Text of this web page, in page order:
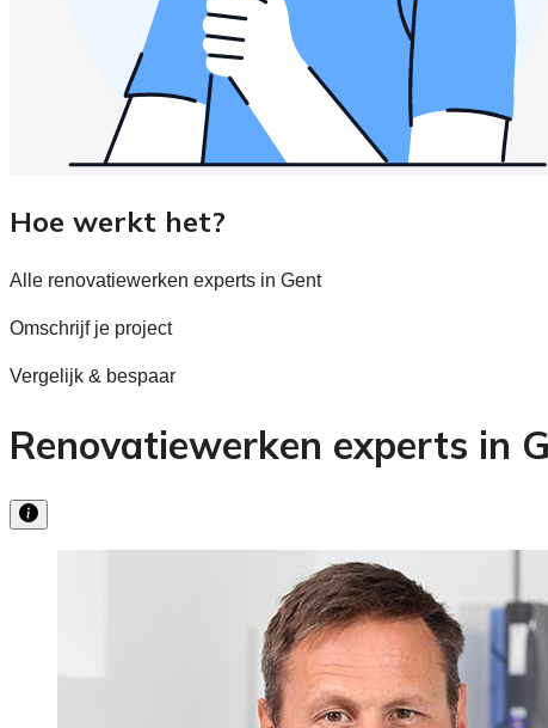
Hoe werkt het?
Alle renovatiewerken experts in Gent
Omschrijf je project
Vergelijk & bespaar
Renovatiewerken experts in